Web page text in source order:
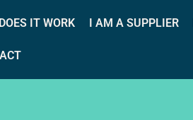
IT WORK I AM A SUPPLIER